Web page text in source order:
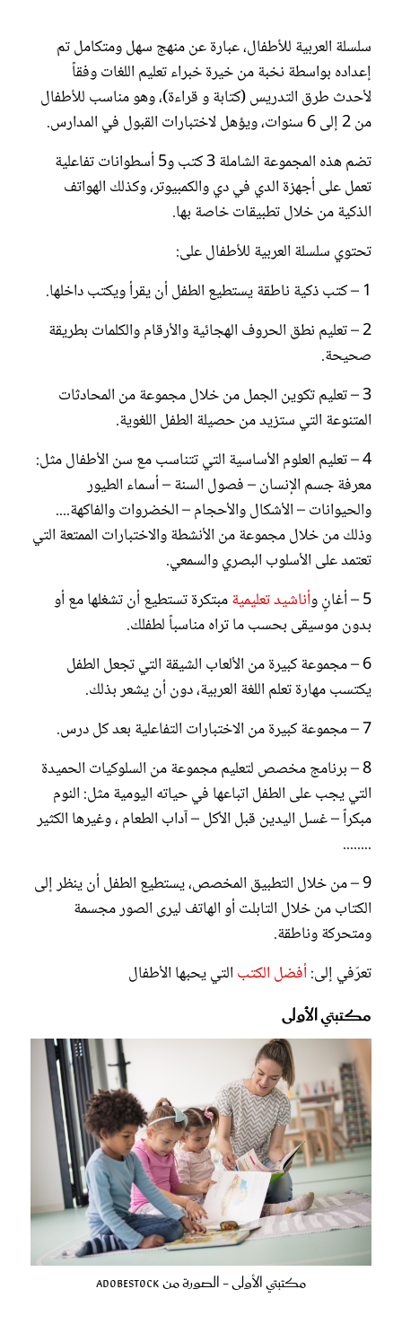
سلسلة العربية للأطفال، عبارة عن منهج سهل ومتكامل تم
إعداده بواسطة نخبة من خيرة خبراء تعليم اللغات وفقاً
لأحدث طرق التدريس (كتابة و قراءة)، وهو مناسب للأطفال
من 2 إلى 6 سنوات، ويؤهل لاختبارات القبول في المدارس.
تضم هذه المجموعة الشاملة 3 كتب و5 أسطوانات تفاعلية
تعمل على أجهزة الدي في دي والكمبيوتر، وكذلك الهواتف
الذكية من خلال تطبيقات خاصة بها.
تحتوي سلسلة العربية للأطفال على:
1 – كتب ذكية ناطقة يستطيع الطفل أن يقرأ ويكتب داخلها.
2 – تعليم نطق الحروف الهجائية والأرقام والكلمات بطريقة
صحيحة.
3 – تعليم تكوين الجمل من خلال مجموعة من المحادثات
المتنوعة التي ستزيد من حصيلة الطفل اللغوية.
4 – تعليم العلوم الأساسية التي تتناسب مع سن الأطفال مثل:
معرفة جسم الإنسان – فصول السنة – أسماء الطيور
والحيوانات – الأشكال والأحجام – الخضروات والفاكهة....
وذلك من خلال مجموعة من الأنشطة والاختبارات الممتعة التي
تعتمد على الأسلوب البصري والسمعي.
5 – أغانٍ و
أناشيد تعليميةمبتكرة تستطيع أن تشغلها مع أو
بدون موسيقى بحسب ما تراه مناسباً لطفلك.
6 – مجموعة كبيرة من الألعاب الشيقة التي تجعل الطفل
يكتسب مهارة تعلم اللغة العربية، دون أن يشعر بذلك.
7 – مجموعة كبيرة من الاختبارات التفاعلية بعد كل درس.
8 – برنامج مخصص لتعليم مجموعة من السلوكيات الحميدة
التي يجب على الطفل اتباعها في حياته اليومية مثل: النوم
مبكراً – غسل اليدين قبل الأكل – آداب الطعام ، وغيرها الكثير
........
9 – من خلال التطبيق المخصص، يستطيع الطفل أن ينظر إلى
الكتاب من خلال التابلت أو الهاتف ليرى الصور مجسمة
ومتحركة وناطقة.
تعرّفي إلى:أفضل الكتب التي يحبها الأطفال
مكتبتي الأولى
مكتبتي الأولى - الصورة من Adobestock